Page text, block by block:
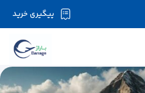
سرور قطع می باشد لطفا
پیگیری خرید